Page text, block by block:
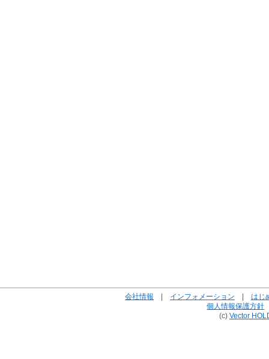
会社情報 | インフォメーション | はじ
個人情報保護方針
(c) Vector